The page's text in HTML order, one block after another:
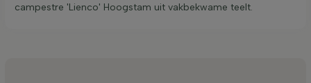
campestre 'Lienco' Hoogstam uit vakbekwame teelt.